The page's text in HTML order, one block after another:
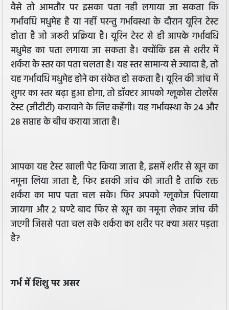
वैसे तो आमतौर पर इसका पता नही लगाया जा सकता कि
गर्भावधि मधुमेह है या नहीं परन्तु गर्भावस्था के दौरान यूरिन टेस्ट
होता है जो जरूरी प्रक्रिया है। यूरिन टेस्ट से ही आपके गर्भावधि
मधुमेह का पता लगाया जा सकता है। क्योंकि इस से शरीर में
शर्करा के स्तर का पता चलता है। यह स्तर सामान्य से ज्यादा है, तो
यह गर्भावधि मधुमेह होने का संकेत हो सकता है। यूरिन की जांच में
शुगर का स्तर बढ़ा हुआ होगा, तो डॉक्टर आपको ग्लूकोस टोलरेंस
टेस्ट (जीटीटी) करावाने के लिए कहेंगी। यह गर्भावस्था के 24 और
28 सप्ताह के बीच कराया जाता है।
आपका यह टेस्ट खाली पेट किया जाता है, इसमें शरीर से खून का
नमूना लिया जाता है, फिर इसकी जांच की जाती है ताकि रक्त
शर्करा का माप पता चल सके। फिर अपको ग्लूकोज पिलाया
जायगा और 2 घण्टे बाद फिर से खून का नमूना लेकर जांच की
जएगी जिससे पता चल सके शर्करा का शरीर पर क्या असर पड़ता
है?
गर्भ में शिशु पर असर